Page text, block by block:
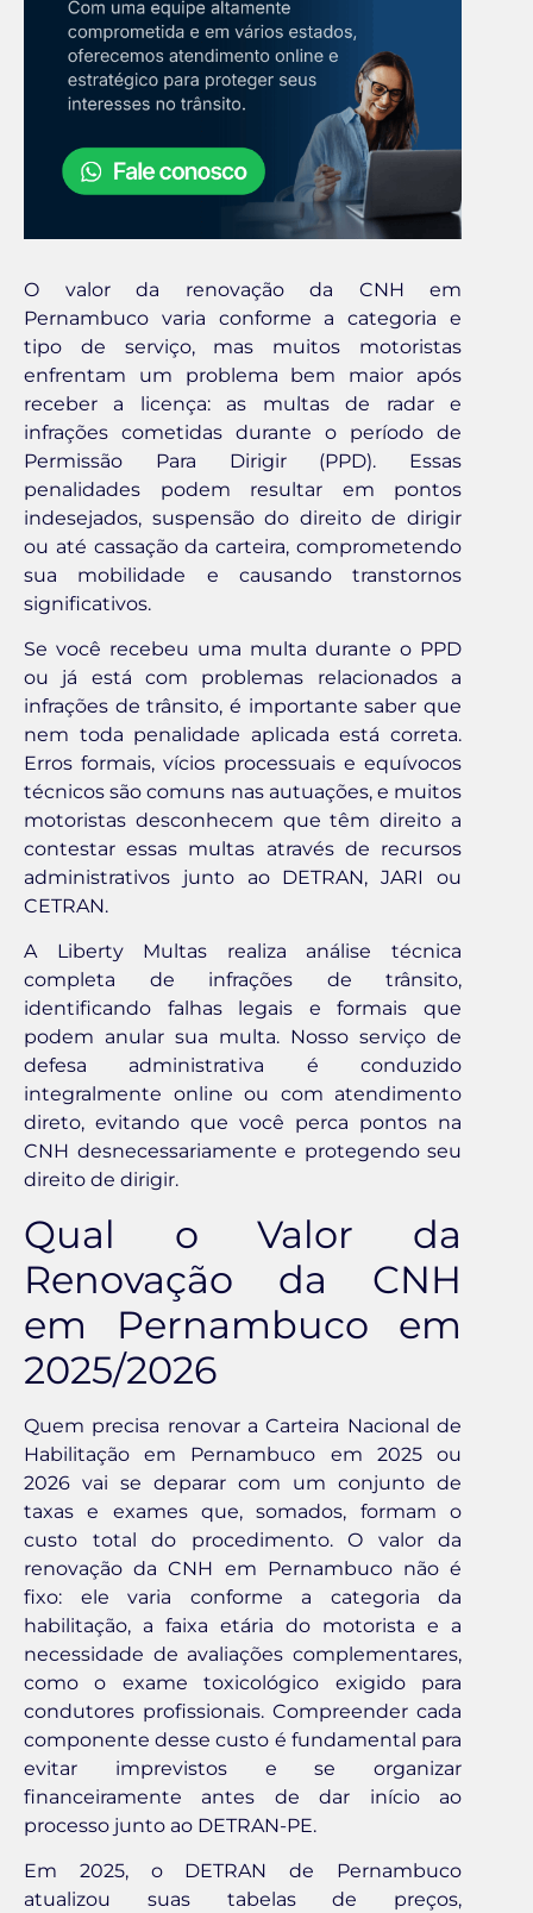
O valor da renovação da CNH em
Pernambuco varia conforme a categoria e
tipo de serviço, mas muitos motoristas
enfrentam um problema bem maior após
receber a licença: as multas de radar e
infrações cometidas durante o período de
Permissão Para Dirigir (PPD). Essas
penalidades podem resultar em pontos
indesejados, suspensão do direito de dirigir
ou até cassação da carteira, comprometendo
sua mobilidade e causando transtornos
significativos.
Se você recebeu uma multa durante o PPD
ou já está com problemas relacionados a
infrações de trânsito, é importante saber que
nem toda penalidade aplicada está correta.
Erros formais, vícios processuais e equívocos
técnicos são comuns nas autuações, e muitos
motoristas desconhecem que têm direito a
contestar essas multas através de recursos
administrativos junto ao DETRAN, JARI ou
CETRAN.
A Liberty Multas realiza análise técnica
completa de infrações de trânsito,
identificando falhas legais e formais que
podem anular sua multa. Nosso serviço de
defesa administrativa é conduzido
integralmente online ou com atendimento
direto, evitando que você perca pontos na
CNH desnecessariamente e protegendo seu
direito de dirigir.
Qual o Valor da
Renovação da CNH
em Pernambuco em
2025/2026
Quem precisa renovar a Carteira Nacional de
Habilitação em Pernambuco em 2025 ou
2026 vai se deparar com um conjunto de
taxas e exames que, somados, formam o
custo total do procedimento. O valor da
renovação da CNH em Pernambuco não é
fixo: ele varia conforme a categoria da
habilitação, a faixa etária do motorista e a
necessidade de avaliações complementares,
como o exame toxicológico exigido para
condutores profissionais. Compreender cada
componente desse custo é fundamental para
evitar imprevistos e se organizar
financeiramente antes de dar início ao
processo junto ao DETRAN-PE.
Em 2025, o DETRAN de Pernambuco
atualizou suas tabelas de preços,